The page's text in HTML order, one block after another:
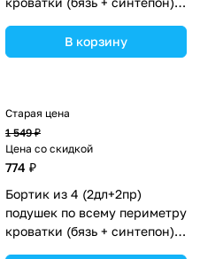
ассортименте.В корзину
Старая цена
1 549 ₽
Цена со скидкой
774 ₽
Бортик из 4 (2дл+2пр)
подушек по всему периметру
кроватки (бязь + синтепон)